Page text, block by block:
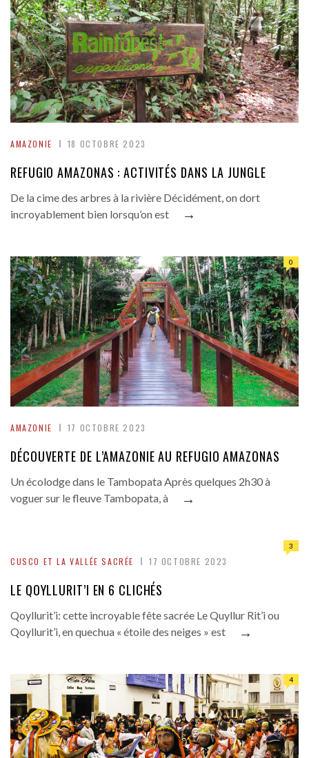
AMAZONIE 18 OCTOBRE 2023
REFUGIO AMAZONAS : ACTIVITÉS DANS LA JUNGLE
De la cime des arbres à la rivière Décidément, on dort
incroyablement bien lorsqu’on est
→
AMAZONIE 17 OCTOBRE 2023
0
DÉCOUVERTE DE L’AMAZONIE AU REFUGIO AMAZONAS
Un écolodge dans le Tambopata Après quelques 2h30 à
voguer sur le fleuve Tambopata, à
→
CUSCO ET LA VALLÉE SACRÉE 17 OCTOBRE 2023
3
LE QOYLLURIT’I EN 6 CLICHÉS
Qoyllurit’i: cette incroyable fête sacrée Le Quyllur Rit’i ou
Qoyllurit’i, en quechua « étoile des neiges » est
→
4